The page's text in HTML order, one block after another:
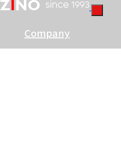
Company